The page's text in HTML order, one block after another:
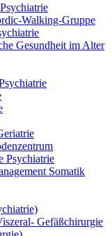
Walking-Gruppe
Gesundheit im Alter
Psychiatrie
Somatik
Gefäßchirurgie